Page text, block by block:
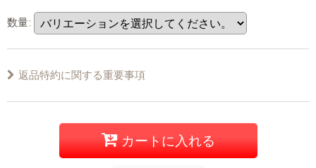
数量:
返品特約に関する重要事項
カートに入れる